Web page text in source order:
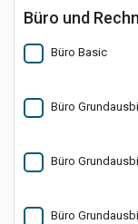
Büro und
Büro Basic
Büro
Büro
Büro